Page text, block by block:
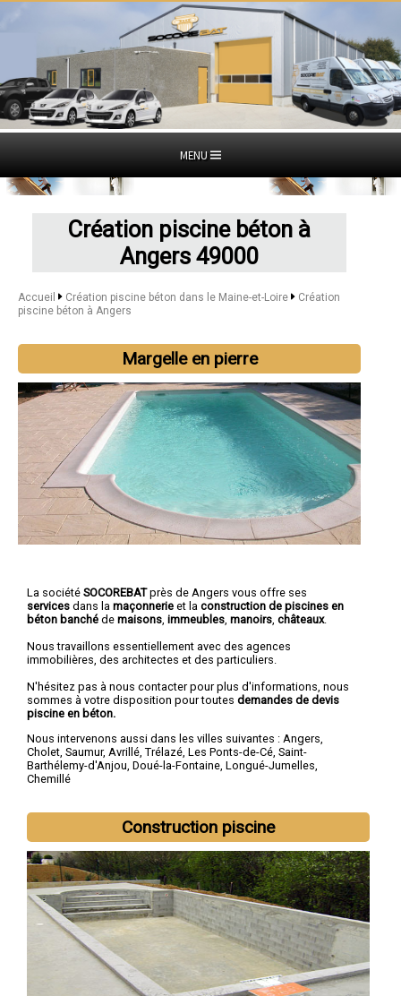
MENU
Création piscine béton à
Angers 49000
Accueil Création piscine béton dans le Maine-et-Loire
Création
piscine béton à Angers
Margelle en pierre
La société SOCOREBATprès de Angers vous offre ses
services dans la maçonnerie et la construction de piscines en
béton banché de maisons immeubles manoirs châteaux.
Nous travaillons essentiellement avec des agences
immobilières, des architectes et des particuliers.
N'hésitez pas à nous contacter pour plus d'informations, nous
sommes à votre disposition pour toutes demandes de devis
piscine en béton.
Nous intervenons aussi dans les villes suivantes : Angers
Cholet Saumur, Avrillé Trélazé Les Ponts-de-Cé Saint-
Barthélemy-d'Anjou Doué-la-Fontaine Longué-Jumelles
Chemillé
Construction piscine